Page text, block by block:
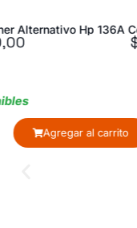
6 PINES A 2X(6 2)
Agregar al carrito
$